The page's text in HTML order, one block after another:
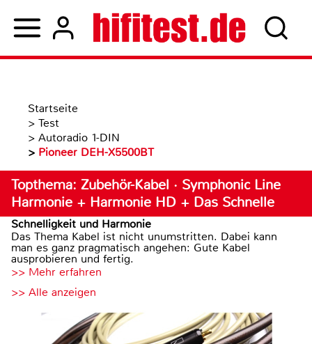
Startseite
> Test
> Autoradio 1-DIN
> Pioneer DEH-X5500BT
Topthema: Zubehör-Kabel · Symphonic Line
Harmonie + Harmonie HD + Das Schnelle
Schnelligkeit und Harmonie
Das Thema Kabel ist nicht unumstritten. Dabei kann
man es ganz pragmatisch angehen: Gute Kabel
ausprobieren und fertig.
>> Mehr erfahren
>> Alle anzeigen